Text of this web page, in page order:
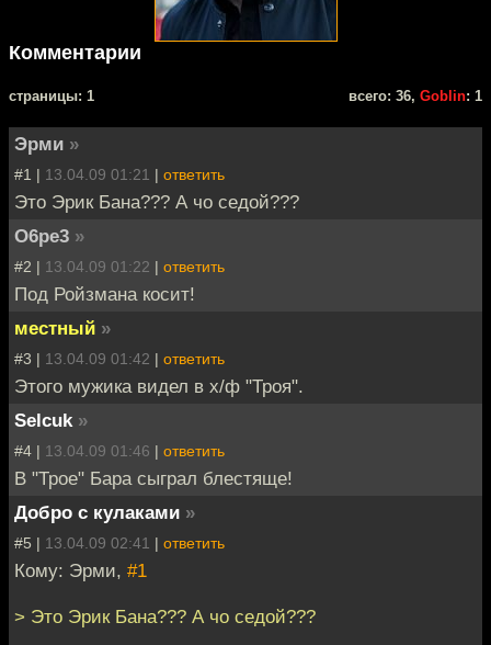
Комментарии
cтраницы: 1 всего: 36, Goblin: 1
Эрми »
#1 | 13.04.09 01:21 | ответить
Это Эрик Бана??? А чо седой???
O6pe3 »
#2 | 13.04.09 01:22 | ответить
Под Ройзмана косит!
местный »
#3 | 13.04.09 01:42 | ответить
Этого мужика видел в х/ф "Троя".
Selcuk »
#4 | 13.04.09 01:46 | ответить
В "Трое" Бара сыграл блестяще!
Добро с кулаками »
#5 | 13.04.09 02:41 | ответить
Кому: Эрми, #1
> Это Эрик Бана??? А чо седой???